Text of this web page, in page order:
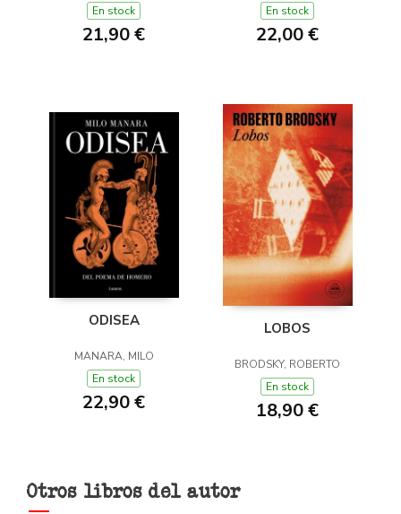
En stock
21,90 €
En stock
22,00 €
ODISEA
MANARA, MILO
En stock
22,90 €
LOBOS
BRODSKY, ROBERTO
En stock
18,90 €
Otros libros del autor